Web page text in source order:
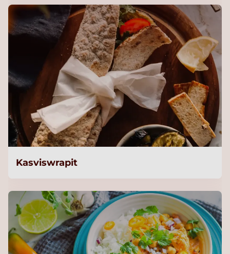
Kasviswrapit